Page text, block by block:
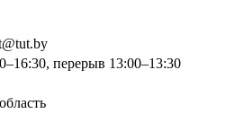
перерыв 13:00–13:30